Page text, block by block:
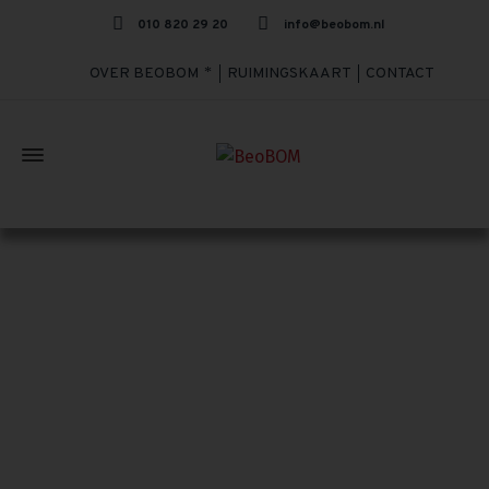
010 820 29 20 info@beobom.nl
OVER BEOBOM RUIMINGSKAART CONTACT